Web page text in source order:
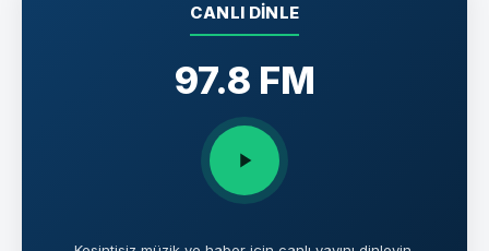
CANLI DINLE
97.8 FM